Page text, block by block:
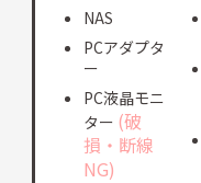
NAS
PCアダプタ
ー
PC液晶モニ
ター (破
損・断線
NG)